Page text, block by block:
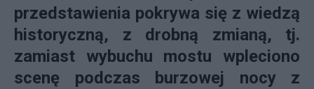
przedstawienia pokrywa się z wiedzą
historyczną, z drobną zmianą, tj.
zamiast wybuchu mostu wpleciono
scenę podczas burzowej nocy z